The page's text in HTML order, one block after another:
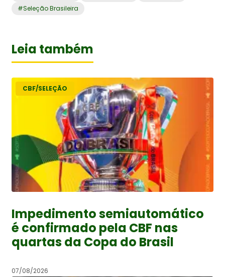
#Seleção Brasileira
Leia também
CBF/SELEÇÃO
Impedimento semiautomático
é confirmado pela CBF nas
quartas da Copa do Brasil
07/08/2026